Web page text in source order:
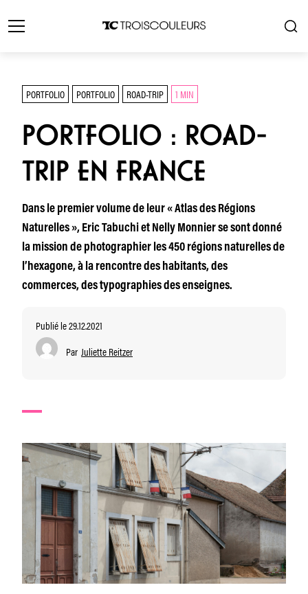
PORTFOLIO PORTFOLIO ROAD-TRIP 1 MIN
PORTFOLIO : ROAD-
TRIP EN FRANCE
Dans le premier volume de leur « Atlas des Régions
Naturelles », Eric Tabuchi et Nelly Monnier se sont donné
la mission de photographier les 450 régions naturelles de
l’hexagone, à la rencontre des habitants, des
commerces, des typographies des enseignes.
Publié le 29.12.2021
Par Juliette Reitzer